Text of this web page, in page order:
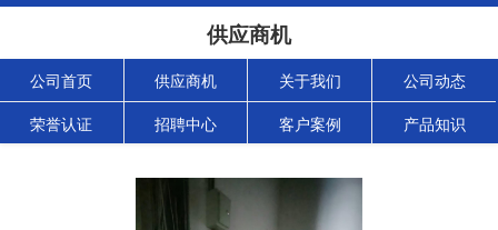
供应商机
公司首页 供应商机 关于我们 公司动态
荣誉认证 招聘中心 客户案例 产品知识